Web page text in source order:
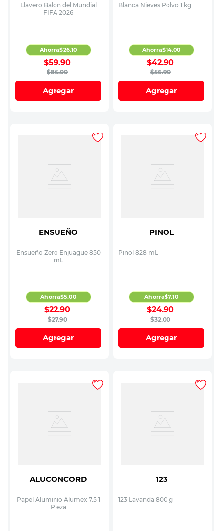
Llavero Balon del Mundial
FIFA 2026
$86.00
$59.90
Ahorra$26.10
Agregar
Blanca Nieves Polvo 1 kg
$56.90
$42.90
Ahorra$14.00
Agregar
ENSUEÑO
Ensueño Zero Enjuague 850
mL
$27.90
$22.90
Ahorra$5.00
Agregar
PINOL
Pinol 828 mL
$32.00
$24.90
Ahorra$7.10
Agregar
ALUCONCORD
Papel Aluminio Alumex 7.5 1
Pieza
123
123 Lavanda 800 g